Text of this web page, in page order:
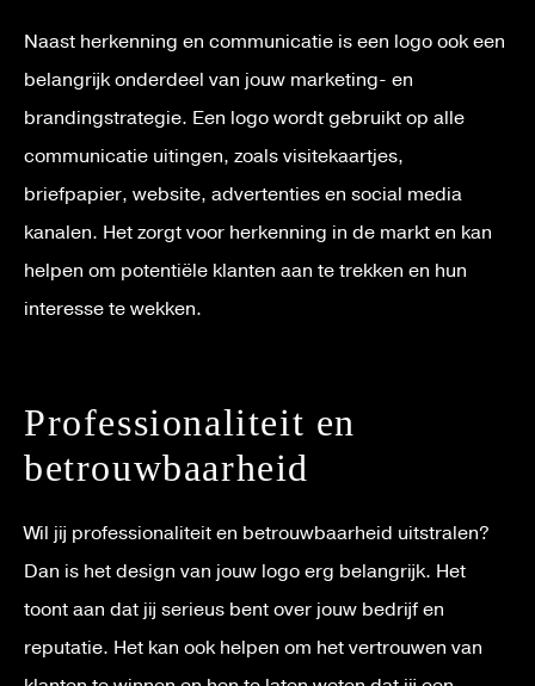
Naast herkenning en communicatie is een logo ook een
belangrijk onderdeel van jouw marketing- en
brandingstrategie. Een logo wordt gebruikt op alle
communicatie uitingen, zoals visitekaartjes,
briefpapier, website, advertenties en social media
kanalen. Het zorgt voor herkenning in de markt en kan
helpen om potentiële klanten aan te trekken en hun
interesse te wekken.
Professionaliteit en
betrouwbaarheid
Wil jij professionaliteit en betrouwbaarheid uitstralen?
Dan is het design van jouw logo erg belangrijk. Het
toont aan dat jij serieus bent over jouw bedrijf en
reputatie. Het kan ook helpen om het vertrouwen van